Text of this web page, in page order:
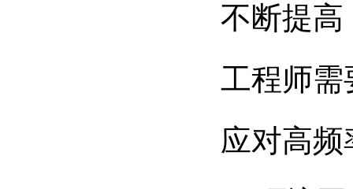
不断提高
工程师需
应对高